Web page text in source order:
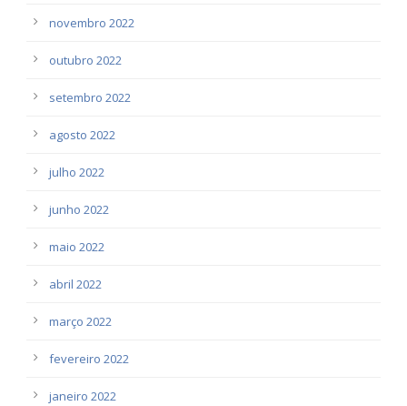
novembro 2022
outubro 2022
setembro 2022
agosto 2022
julho 2022
junho 2022
maio 2022
abril 2022
março 2022
fevereiro 2022
janeiro 2022